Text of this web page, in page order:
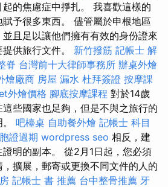
的焦慮症中掙扎。 我喜歡這樣的
予很多東西。 儘管屬於申根地區
且足以讓他們擁有有效的身份證來
供旅行文件。 新竹撥筋 記帳士 解
脊 台灣前十大律師事務所 辦桌外燴
燴廠商 房屋 漏水 杜拜簽證 按摩課
外燴價格 腳底按摩課程 對於14歲
些國家也足夠，但是不與之旅行的
吧檯桌 自助餐外燴 記帳士 科目
證過期 wordpress seo 相反，建
明的副本。 從2月1日起，您必須
擴展，郵寄或更換不同文件的人的
記帳士 書 推薦 台中整骨推薦 牙